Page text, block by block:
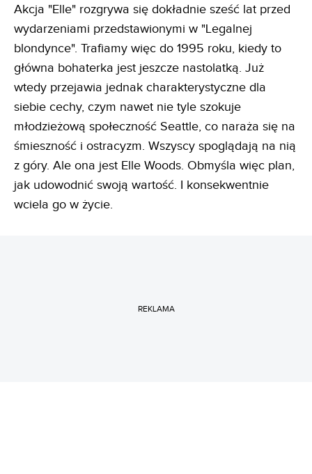
Akcja "Elle" rozgrywa się dokładnie sześć lat przed
wydarzeniami przedstawionymi w "Legalnej
blondynce". Trafiamy więc do 1995 roku, kiedy to
główna bohaterka jest jeszcze nastolatką. Już
wtedy przejawia jednak charakterystyczne dla
siebie cechy, czym nawet nie tyle szokuje
młodzieżową społeczność Seattle, co naraża się na
śmieszność i ostracyzm. Wszyscy spoglądają na nią
z góry. Ale ona jest Elle Woods. Obmyśla więc plan,
jak udowodnić swoją wartość. I konsekwentnie
wciela go w życie.
REKLAMA